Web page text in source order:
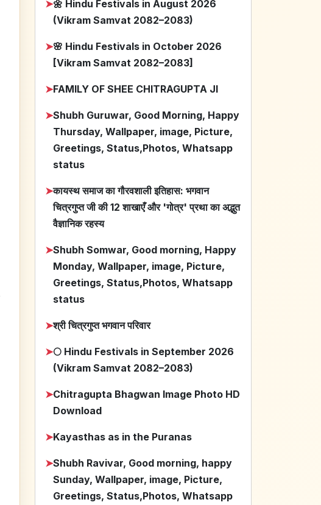
➤🌼 Hindu Festivals in August 2026
(Vikram Samvat 2082–2083)
➤🌸 Hindu Festivals in October 2026
[Vikram Samvat 2082–2083]
➤FAMILY OF SHEE CHITRAGUPTA JI
➤Shubh Guruwar, Good Morning, Happy
Thursday, Wallpaper, image, Picture,
Greetings, Status,Photos, Whatsapp
status
➤कायस्थ समाज का गौरवशाली इतिहास: भगवान
चित्रगुप्त जी की 12 शाखाएँ और 'गोत्र' प्रथा का अद्भुत
वैज्ञानिक रहस्य
➤Shubh Somwar, Good morning, Happy
Monday, Wallpaper, image, Picture,
Greetings, Status,Photos, Whatsapp
status
➤श्री चित्रगुप्त भगवान परिवार
➤🌕 Hindu Festivals in September 2026
(Vikram Samvat 2082–2083)
➤Chitragupta Bhagwan Image Photo HD
Download
➤Kayasthas as in the Puranas
➤Shubh Ravivar, Good morning, happy
Sunday, Wallpaper, image, Picture,
Greetings, Status,Photos, Whatsapp